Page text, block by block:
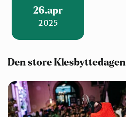
26.apr
2025
Den store Klesbyttedagen